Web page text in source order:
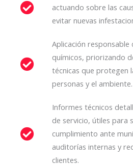
actuando sobre las
evitar nuevas
Aplicación
químicos, priorizando
técnicas que protegen
personas y el ambiente.
Informes técnicos
de servicio, útiles para
cumplimiento ante
auditorías internas y
clientes.